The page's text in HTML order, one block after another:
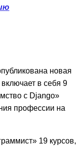
новая
включает в себя 9
с Django»
профессии на
19 курсов,